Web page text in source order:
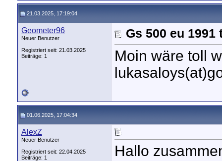
21.03.2025, 17:19:04
Geometer96
Neuer Benutzer
Registriert seit: 21.03.2025
Beiträge: 1
Gs 500 eu 1991
Moin wäre toll
01.06.2025, 17:04:34
AlexZ
Neuer Benutzer
Registriert seit: 22.04.2025
Beiträge: 1
Hallo